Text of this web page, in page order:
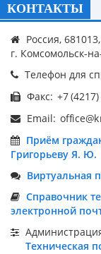
КОНТАКТЫ
Россия,
г. Комсомольск-
Телефон для
Факс:
Email:
Приём
Григорьеву Я. Ю.
Виртуальная
Справочник
электронной
Техническая